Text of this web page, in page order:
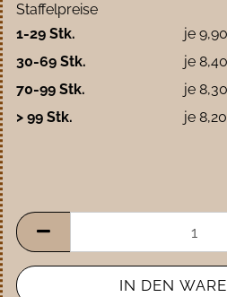
Staffelpreise
1-29 Stk.
je
30-69 Stk.
je
70-99 Stk.
je
> 99 Stk.
je